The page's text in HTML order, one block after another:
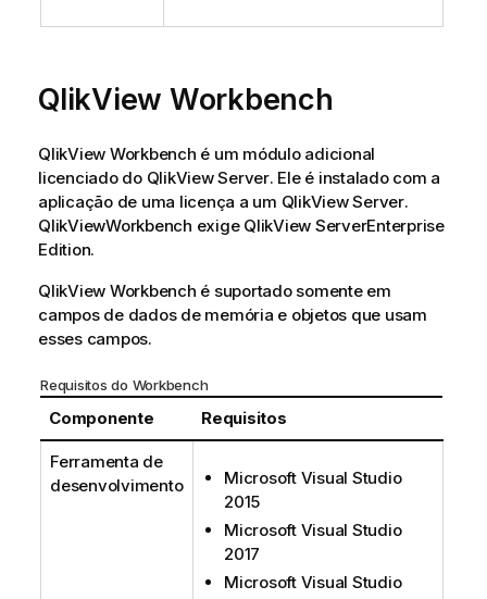
QlikView Workbench
QlikView Workbench é um módulo adicional
licenciado do QlikView Server. Ele é instalado com a
aplicação de uma licença a um QlikView Server.
QlikViewWorkbench exige QlikView ServerEnterprise
Edition.
QlikView Workbench é suportado somente em
campos de dados de memória e objetos que usam
esses campos.
Requisitos do Workbench
Componente Requisitos
Ferramenta de
desenvolvimento
Microsoft Visual Studio
2015
Microsoft Visual Studio
2017
Microsoft Visual Studio